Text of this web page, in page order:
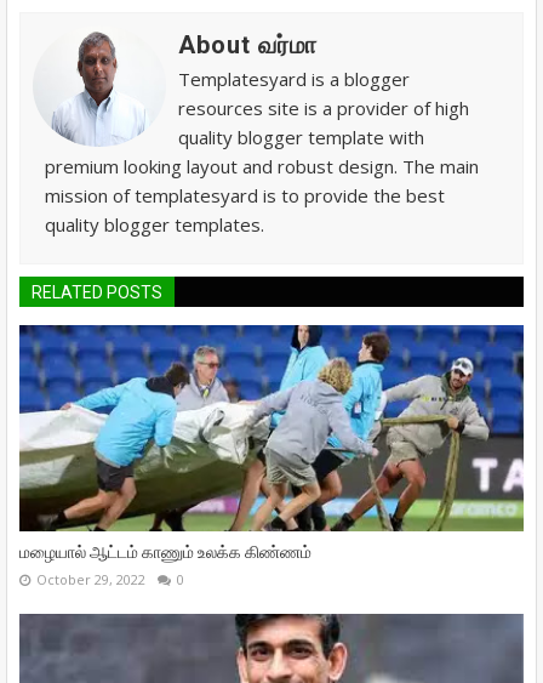
About வர்மா
Templatesyard is a blogger
resources site is a provider of high
quality blogger template with
premium looking layout and robust design. The main
mission of templatesyard is to provide the best
quality blogger templates.
RELATED POSTS
மழையால் ஆட்டம் காணும் உலக்க கிண்ணம்
October 29, 2022 0